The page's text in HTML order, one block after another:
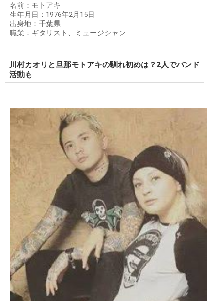
名前：モトアキ
生年月日：1976年2月15日
出身地：千葉県
職業：ギタリスト、ミュージシャン
川村カオリと旦那モトアキの馴れ初めは？2人でバンド
活動も